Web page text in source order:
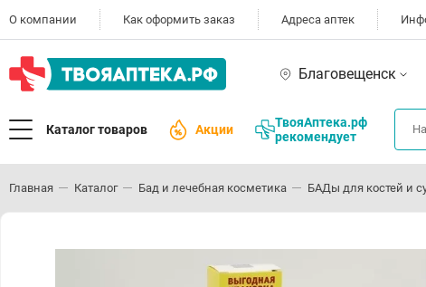
О компании Как оформить заказ Адреса аптек
Благовещенск
Каталог товаров Акции
ТвояАптека.рф
рекомендует
Главная Каталог Бад и лечебная косметика БАДы для костей и